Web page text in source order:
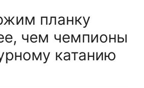
планку
чем чемпионы
катанию